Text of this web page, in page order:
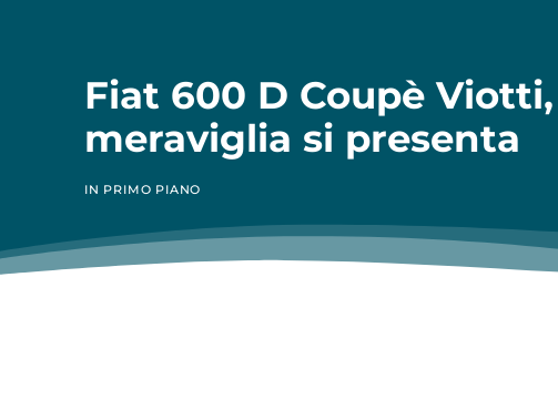
Fiat 600 D Coupè
meraviglia si presenta
IN PRIMO PIANO